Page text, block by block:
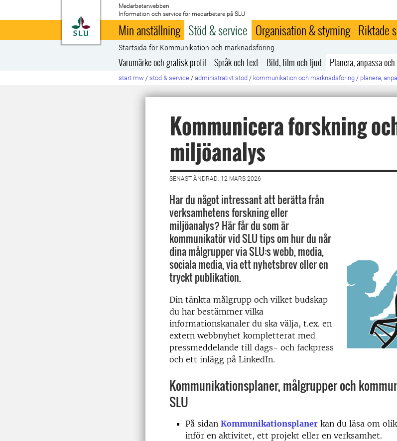
Till startsida
Medarbetarwebben
Information och service för medarbetare på SLU
Min anställning Stöd & service Organisation & styrning Riktade
Startsida för Kommunikation och marknadsföring
Varumärke och grafisk profil Språk och text Bild, film och ljud Planera, anpassa
start mw / stöd & service / administrativt stöd / kommunikation och marknadsföring / planera,
Kommunicera forskning
miljöanalys
SENAST ÄNDRAD: 12 MARS 2026
Har du något intressant att berätta från
verksamhetens forskning eller
miljöanalys? Här får du som är
kommunikatör vid SLU tips om hur du når
dina målgrupper via SLU:s webb, media,
sociala media, via ett nyhetsbrev eller en
tryckt publikation.
Din tänkta målgrupp och vilket budskap
du har bestämmer vilka
informationskanaler du ska välja, t.ex. en
extern webbnyhet kompletterat med
pressmeddelande till dags- och fackpress
och ett inlägg på LinkedIn.
Kommunikationsplaner, målgrupper och
SLU
På sidan Kommunikationsplaner kan du läsa om
inför en aktivitet, ett projekt eller en verksamhet.